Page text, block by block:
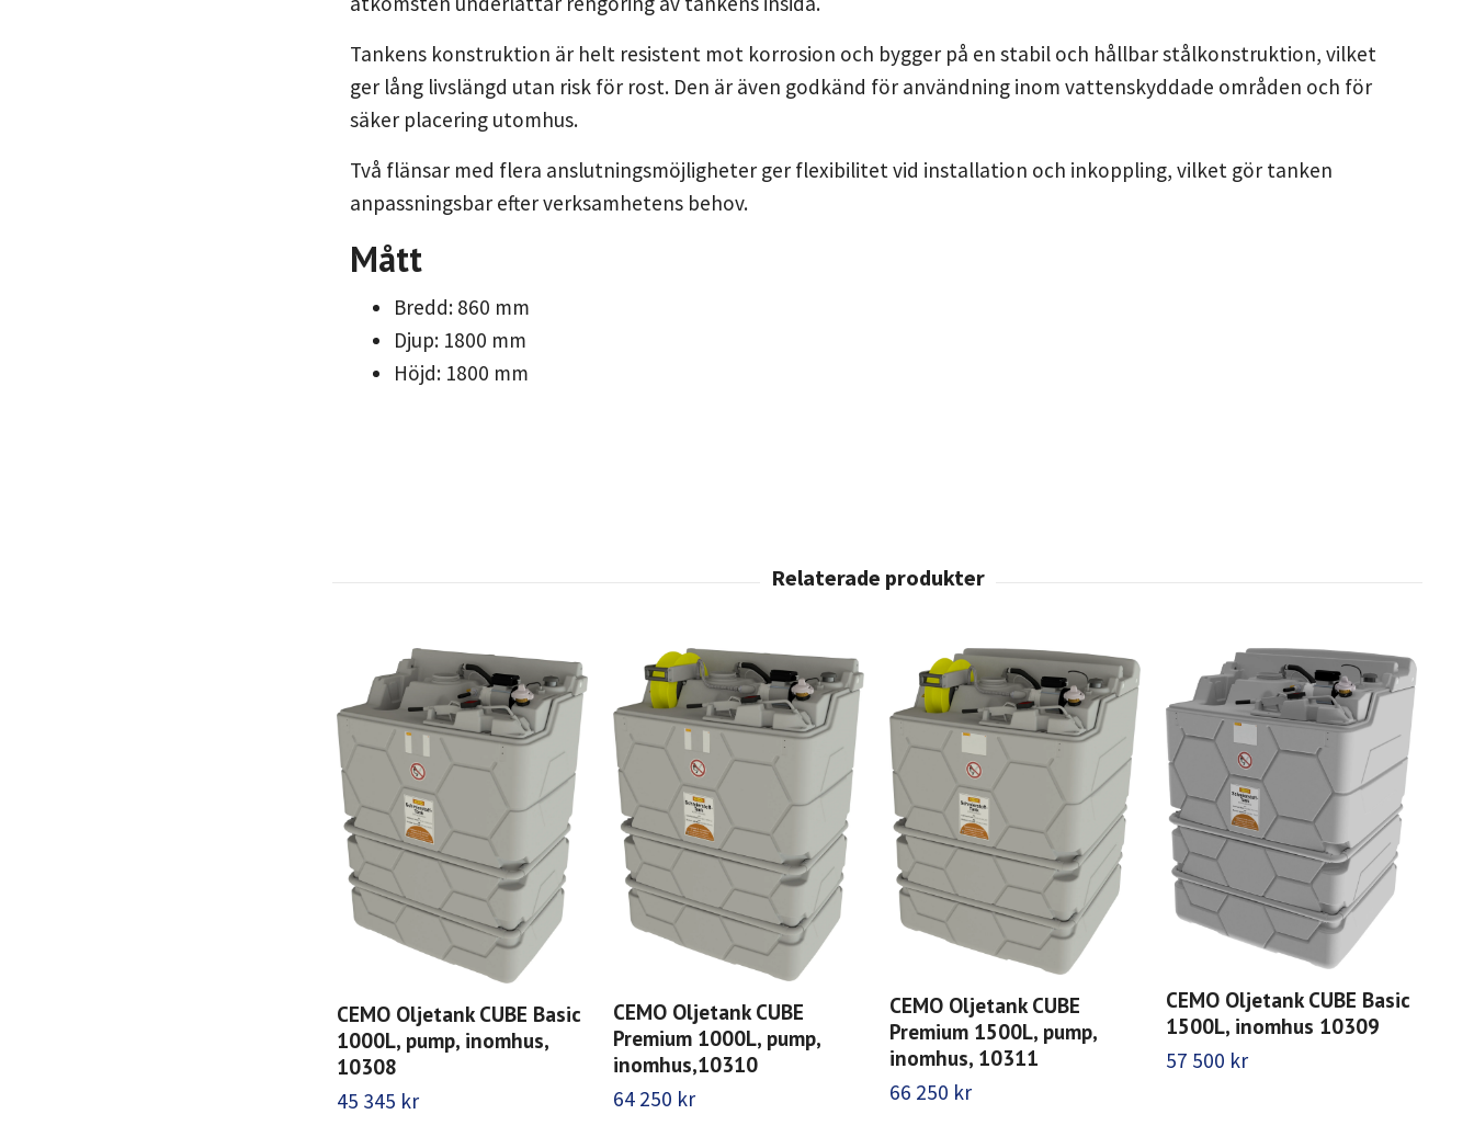
Tankens konstruktion är helt resistent mot korrosion och bygger på en stabil och hållbar stålkonstruktion, vilket
ger lång livslängd utan risk för rost. Den är även godkänd för användning inom vattenskyddade områden och för
säker placering utomhus.
Två flänsar med flera anslutningsmöjligheter ger flexibilitet vid installation och inkoppling, vilket gör tanken
anpassningsbar efter verksamhetens behov.
Mått
Bredd: 860 mm
Djup: 1800 mm
Höjd: 1800 mm
CEMO Oljetank CUBE Basic
1000L, pump, inomhus,
10308
45 345 kr
CEMO Oljetank CUBE
Premium 1000L, pump,
inomhus,10310
64 250 kr
CEMO Oljetank CUBE
Premium 1500L, pump,
inomhus, 10311
66 250 kr
CEMO Oljetank CUBE Basic
1500L, inomhus 10309
57 500 kr